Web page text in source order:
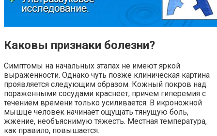
Каковы признаки болезни?
Симптомы на начальных этапах не имеют яркой
выраженности. Однако чуть позже клиническая картина
проявляется следующим образом. Кожный покров над
пораженными сосудами краснеет, причем гиперемия с
течением времени только усиливается. В икроножной
мышце человек начинает ощущать тянущую боль,
жжение, необъяснимую тяжесть. Местная температура,
как правило, повышается.